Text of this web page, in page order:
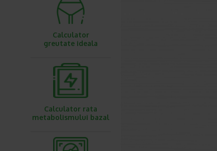
Calculator
greutate ideala
Calculator rata
metabolismului bazal